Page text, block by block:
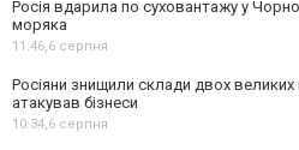
Росія вдарила по суховантажу у
моряка
11:46,6 серпня
Росіяни знищили склади двох великих
атакував бізнеси
10:34,6 серпня